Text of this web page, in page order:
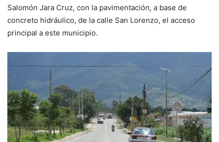
Salomón Jara Cruz, con la pavimentación, a base de
concreto hidráulico, de la calle San Lorenzo, el acceso
principal a este municipio.